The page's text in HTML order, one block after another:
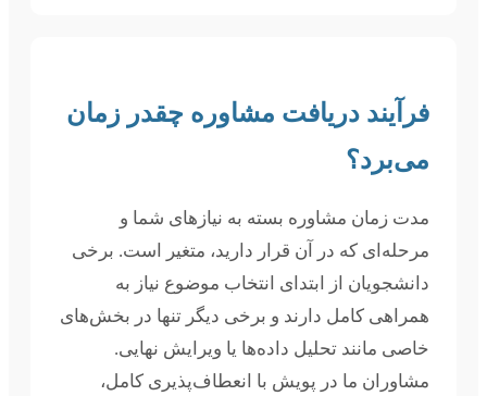
فرآیند دریافت مشاوره چقدر زمان
می‌برد؟
مدت زمان مشاوره بسته به نیازهای شما و
مرحله‌ای که در آن قرار دارید، متغیر است. برخی
دانشجویان از ابتدای انتخاب موضوع نیاز به
همراهی کامل دارند و برخی دیگر تنها در بخش‌های
خاصی مانند تحلیل داده‌ها یا ویرایش نهایی.
مشاوران ما در پویش با انعطاف‌پذیری کامل،